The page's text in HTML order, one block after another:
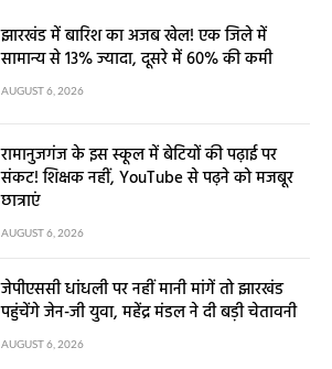
झारखंड में बारिश का अजब खेल! एक जिले में
सामान्य से 13% ज्यादा, दूसरे में 60% की कमी
AUGUST 6, 2026
रामानुजगंज के इस स्कूल में बेटियों की पढ़ाई पर
संकट! शिक्षक नहीं, YouTube से पढ़ने को मजबूर
छात्राएं
AUGUST 6, 2026
जेपीएससी धांधली पर नहीं मानी मांगें तो झारखंड
पहुंचेंगे जेन-जी युवा, महेंद्र मंडल ने दी बड़ी चेतावनी
AUGUST 6, 2026